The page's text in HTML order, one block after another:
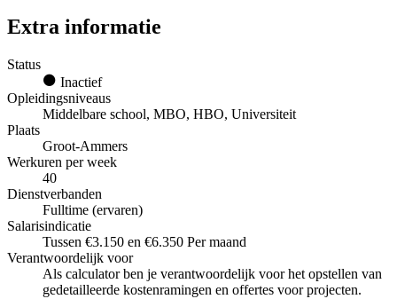
Extra informatie
Status
Inactief
Opleidingsniveaus
Middelbare school, MBO, HBO, Universiteit
Plaats
Groot-Ammers
Werkuren per week
40
Dienstverbanden
Fulltime (ervaren)
Salarisindicatie
Tussen €3.150 en €6.350 Per maand
Verantwoordelijk voor
Als calculator ben je verantwoordelijk voor het opstellen van
gedetailleerde kostenramingen en offertes voor projecten.